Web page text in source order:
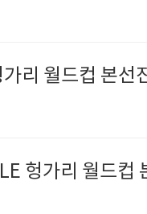
리 월드컵 본선
헝가리 월드컵